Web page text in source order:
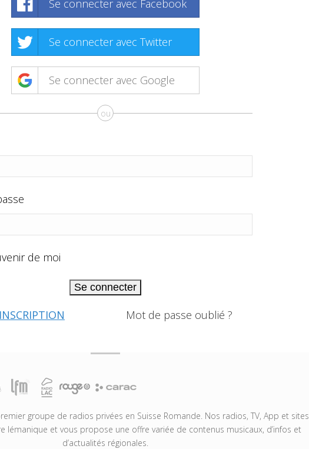
Se connecter avec Facebook
Se connecter avec Twitter
Se connecter avec Google
ou
de moi
Se connecter
INSCRIPTION Mot de passe oublié ?
groupe de radios privées en Suisse Romande. Nos radios, TV, App et sites
lémanique et vous propose une offre variée de contenus musicaux, d’infos et
d’actualités régionales.